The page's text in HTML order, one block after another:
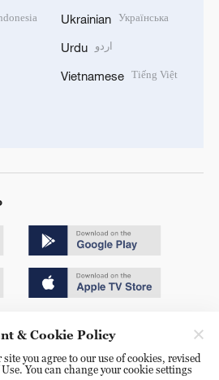
Ukrainian Українська
Urdu اردو
Vietnamese Tiếng Việt
& Cookie Policy
you agree to our use of cookies, revised
You can change your cookie settings